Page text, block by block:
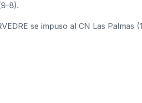
8).
se impuso al CN Las Palmas